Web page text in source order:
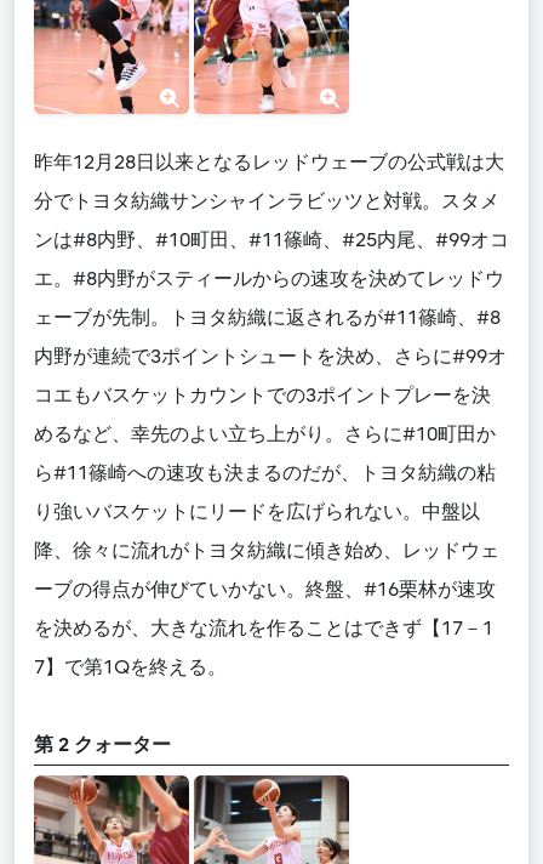
昨年12月28日以来となるレッドウェーブの公式戦は大
分でトヨタ紡織サンシャインラビッツと対戦。スタメ
ンは#8内野、#10町田、#11篠崎、#25内尾、#99オコ
エ。#8内野がスティールからの速攻を決めてレッドウ
ェーブが先制。トヨタ紡織に返されるが#11篠崎、#8
内野が連続で3ポイントシュートを決め、さらに#99オ
コエもバスケットカウントでの3ポイントプレーを決
めるなど、幸先のよい立ち上がり。さらに#10町田か
ら#11篠崎への速攻も決まるのだが、トヨタ紡織の粘
り強いバスケットにリードを広げられない。中盤以
降、徐々に流れがトヨタ紡織に傾き始め、レッドウェ
ーブの得点が伸びていかない。終盤、#16栗林が速攻
を決めるが、大きな流れを作ることはできず【17－1
7】で第1Qを終える。
第 2 クォーター